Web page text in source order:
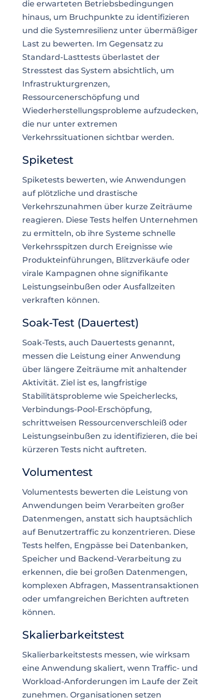
die erwarteten Betriebsbedingungen
hinaus, um Bruchpunkte zu identifizieren
und die Systemresilienz unter übermäßiger
Last zu bewerten. Im Gegensatz zu
Standard-Lasttests überlastet der
Stresstest das System absichtlich, um
Infrastrukturgrenzen,
Ressourcenerschöpfung und
Wiederherstellungsprobleme aufzudecken,
die nur unter extremen
Verkehrssituationen sichtbar werden.
Spiketest
Spiketests bewerten, wie Anwendungen
auf plötzliche und drastische
Verkehrszunahmen über kurze Zeiträume
reagieren. Diese Tests helfen Unternehmen
zu ermitteln, ob ihre Systeme schnelle
Verkehrsspitzen durch Ereignisse wie
Produkteinführungen, Blitzverkäufe oder
virale Kampagnen ohne signifikante
Leistungseinbußen oder Ausfallzeiten
verkraften können.
Soak-Test (Dauertest)
Soak-Tests, auch Dauertests genannt,
messen die Leistung einer Anwendung
über längere Zeiträume mit anhaltender
Aktivität. Ziel ist es, langfristige
Stabilitätsprobleme wie Speicherlecks,
Verbindungs-Pool-Erschöpfung,
schrittweisen Ressourcenverschleiß oder
Leistungseinbußen zu identifizieren, die bei
kürzeren Tests nicht auftreten.
Volumentest
Volumentests bewerten die Leistung von
Anwendungen beim Verarbeiten großer
Datenmengen, anstatt sich hauptsächlich
auf Benutzertraffic zu konzentrieren. Diese
Tests helfen, Engpässe bei Datenbanken,
Speicher und Backend-Verarbeitung zu
erkennen, die bei großen Datenmengen,
komplexen Abfragen, Massentransaktionen
oder umfangreichen Berichten auftreten
können.
Skalierbarkeitstest
Skalierbarkeitstests messen, wie wirksam
eine Anwendung skaliert, wenn Traffic- und
Workload-Anforderungen im Laufe der Zeit
zunehmen. Organisationen setzen